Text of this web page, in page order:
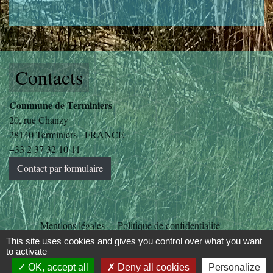
Contacts
Commune de Terminiers
20, rue Chanzy
28140 Terminiers - FRANCE
+33 2 37 32 10 11
Contact par formulaire
Mentions légales - Politique de confidentialité -
Accessibilité - Plan du site - Gestion des cookies
This site uses cookies and gives you control over what you want
to activate
OK, accept all
Deny all cookies Personalize